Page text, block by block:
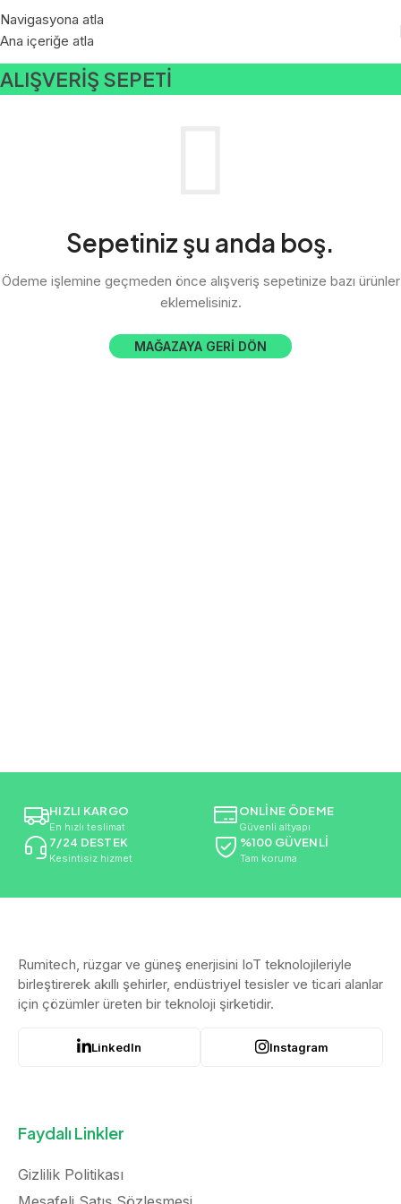
Navigasyona atla
Ana içeriğe atla
ALIŞVERIŞ SEPETI
Sepetiniz şu anda boş.
Ödeme işlemine geçmeden önce alışveriş sepetinize bazı ürünler
eklemelisiniz.
MAĞAZAYA GERI DÖN
HIZLI KARGO
En hızlı teslimat
ONLİNE ÖDEME
Güvenli altyapı
7/24 DESTEK
Kesintisiz hizmet
%100 GÜVENLİ
Tam koruma
Rumitech, rüzgar ve güneş enerjisini IoT teknolojileriyle
birleştirerek akıllı şehirler, endüstriyel tesisler ve ticari alanlar
için çözümler üreten bir teknoloji şirketidir.
LinkedIn Instagram
Faydalı Linkler
Gizlilik Politikası